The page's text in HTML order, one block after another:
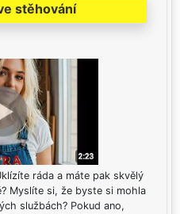
stěhování
ráda a máte pak skvělý
Myslíte si, že byste si mohla
službách? Pokud ano,